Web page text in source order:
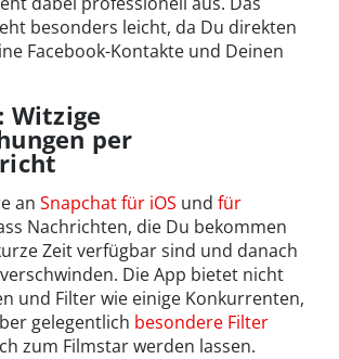
besonders leicht, da Du direkten
Facebook-Kontakte und Deinen
Witzige
per
an Snapchat für iOS und für
Nachrichten, die Du bekommen
Zeit verfügbar sind und danach
Die App bietet nicht
und Filter wie einige Konkurrenten,
gelegentlich besondere Filter
zum Filmstar werden lassen.